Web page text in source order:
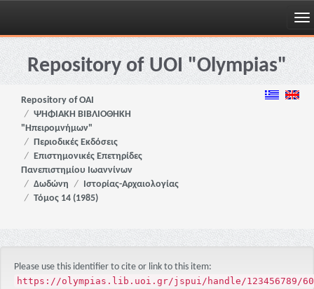
Skip
navigationRepository of UOI "Olympias"
Repository of OAI
ΨΗΦΙΑΚΗ ΒΙΒΛΙΟΘΗΚΗ
"Ηπειρομνήμων"
Περιοδικές Εκδόσεις
Επιστημονικές Επετηρίδες
Πανεπιστημίου Ιωαννίνων
Δωδώνη
Ιστορίας-Αρχαιολογίας
Τόμος 14 (1985)
Please use this identifier to cite or link to this item:
https://olympias.lib.uoi.gr/jspui/handle/123456789/